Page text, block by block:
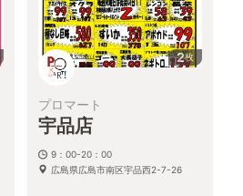
2枚
プロマート
宇品店
9：00-20：00
広島県広島市南区宇品西2-7-26